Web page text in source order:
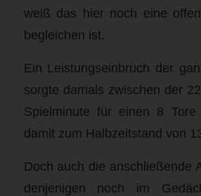
weiß das hier noch eine
begleichen ist.
Ein Leistungseinbruch der
sorgte damals zwischen der
Spielminute für einen 8 Tore
damit zum Halbzeitstand von
Doch auch die anschließende
denjenigen noch im